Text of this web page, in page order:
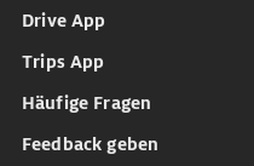
Drive App
Trips App
Häufige Fragen
Feedback geben